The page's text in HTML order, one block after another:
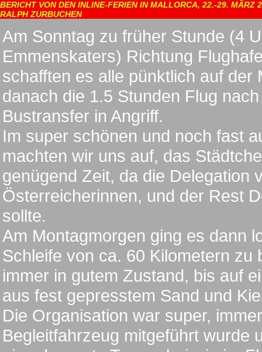
BERICHT VON DEN INLINE-FERIEN IN MALLORCA, 22.-29. MÄRZ
RALPH ZURBUCHEN
Am Sonntag zu früher Stunde (4
Emmenskaters) Richtung
schafften es alle pünktlich auf
danach die 1.5 Stunden Flug
Bustransfer in Angriff.
Im super schönen und noch fast
machten wir uns auf, das
genügend Zeit, da die Delegation
Österreicherinnen, und der Rest
sollte.
Am Montagmorgen ging es dann
Schleife von ca. 60 Kilometern
immer in gutem Zustand, bis auf
aus fest gepresstem Sand und
Die Organisation war super,
Begleitfahrzeug mitgeführt wurde